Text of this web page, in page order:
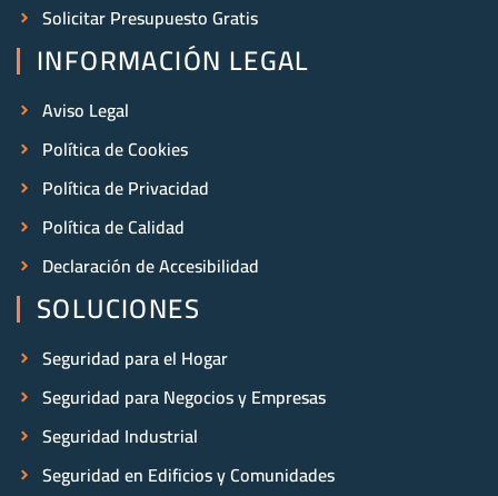
SOLUCIONES
Seguridad para el Hogar
Seguridad para Negocios y Empresas
Seguridad Industrial
Seguridad en Edificios y Comunidades
INFORMACIÓN LEGAL
Aviso Legal
Política de Cookies
Política de Privacidad
Política de Calidad
Declaración de Accesibilidad
Solicitar Presupuesto Gratis